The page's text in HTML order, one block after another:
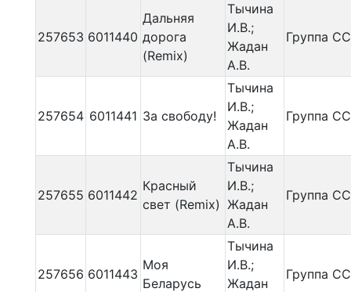
257653 6011440
Дальняя
дорога
(Remix)
Тычина
И.В.;
Жадан
А.В.
Группа
257654 6011441 За свободу!
Тычина
И.В.;
Жадан
А.В.
Группа
257655 6011442
Красный
свет (Remix)
Тычина
И.В.;
Жадан
А.В.
Группа
257656 6011443
Моя
Беларусь
Тычина
И.В.;
Жадан
Группа